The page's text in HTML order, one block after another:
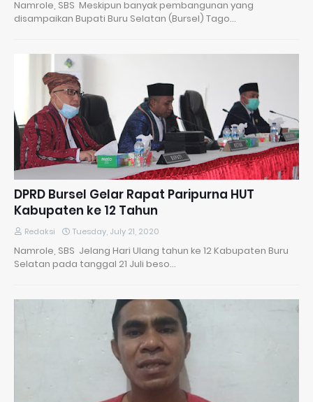
Namrole, SBS Meskipun banyak pembangunan yang
disampaikan Bupati Buru Selatan (Bursel) Tago…
DPRD Bursel Gelar Rapat Paripurna HUT
Kabupaten ke 12 Tahun
Redaksi Tuesday, July 21, 2020
Namrole, SBS Jelang Hari Ulang tahun ke 12 Kabupaten Buru
Selatan pada tanggal 21 Juli beso…